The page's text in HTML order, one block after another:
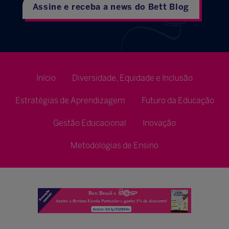
Assine e receba a news do Bett Blog
Início Diversidade, Equidade e Inclusão
Estratégias de Aprendizagem Futuro da Educação
Gestão Educacional Inovação
Metodologias de Ensino